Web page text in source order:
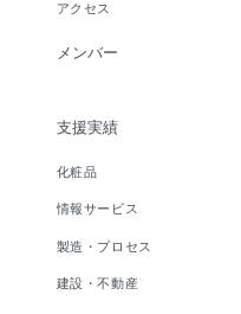
アクセス
メンバー
支援実績
化粧品
情報サービス
製造・プロセス
建設・不動産